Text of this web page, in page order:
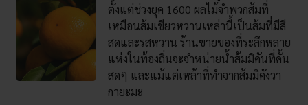
ตั้งแต่ช่วงยุค 1600 ผลไม้จำพวกส้มที่
เหมือนส้มเขียวหวานเหล่านี้เป็นส้มที่มีสี
สดและรสหวาน ร้านขายของที่ระลึกหลาย
แห่งในท้องถิ่นจะจำหน่ายน้ำส้มมิคันที่คั้น
สดๆ และแม้แต่เหล้าที่ทำจากส้มมิคังวา
กายะมะ